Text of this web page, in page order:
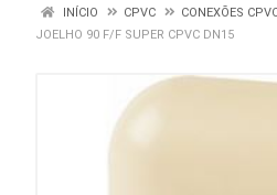
INÍCIO CPVC
CONEXÕES
JOELHO 90 F/F SUPER CPVC DN15